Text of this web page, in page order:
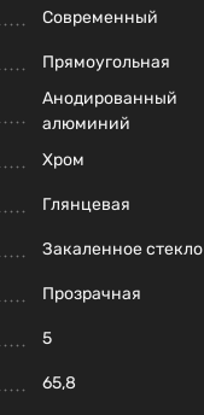
Современный
Прямоугольная
Анодированный
алюминий
Хром
Глянцевая
Закаленное стекло
Прозрачная
5
65,8